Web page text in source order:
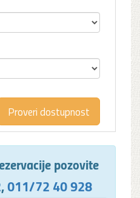
pozovite
,011/72 40 928